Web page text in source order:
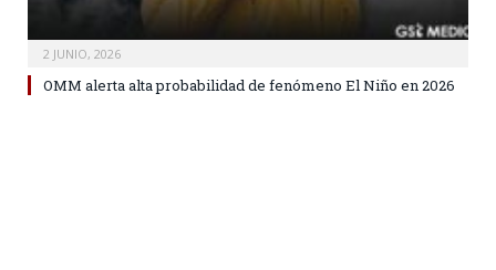
2 JUNIO, 2026
OMM alerta alta probabilidad de fenómeno El Niño en 2026